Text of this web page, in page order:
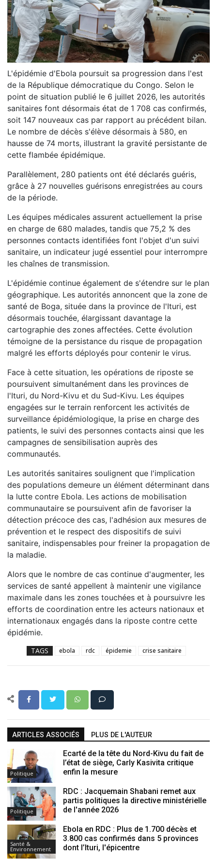
L'épidémie d'Ebola poursuit sa progression dans l'est
de la République démocratique du Congo. Selon le
point de situation publié le 6 juillet 2026, les autorités
sanitaires font désormais état de 1 708 cas confirmés,
soit 147 nouveaux cas par rapport au précédent bilan.
Le nombre de décès s'élève désormais à 580, en
hausse de 74 morts, illustrant la gravité persistante de
cette flambée épidémique.
Parallèlement, 280 patients ont été déclarés guéris,
grâce à 27 nouvelles guérisons enregistrées au cours
de la période.
Les équipes médicales assurent actuellement la prise
en charge de 680 malades, tandis que 75,2 % des
personnes contacts identifiées font l'objet d'un suivi
sanitaire, un indicateur jugé essentiel pour interrompre
les chaînes de transmission.
L'épidémie continue également de s'étendre sur le plan
géographique. Les autorités annoncent que la zone de
santé de Boga, située dans la province de l'Ituri, est
désormais touchée, élargissant davantage la
cartographie des zones affectées. Cette évolution
témoigne de la persistance du risque de propagation
malgré les efforts déployés pour contenir le virus.
Face à cette situation, les opérations de riposte se
poursuivent simultanément dans les provinces de
l'Ituri, du Nord-Kivu et du Sud-Kivu. Les équipes
engagées sur le terrain renforcent les activités de
surveillance épidémiologique, la prise en charge des
patients, le suivi des personnes contacts ainsi que les
campagnes de sensibilisation auprès des
communautés.
Les autorités sanitaires soulignent que l'implication
des populations demeure un élément déterminant dans
la lutte contre Ebola. Les actions de mobilisation
communautaire se poursuivent afin de favoriser la
détection précoce des cas, l'adhésion aux mesures de
prévention et le respect des dispositifs de suivi
sanitaire, indispensables pour freiner la propagation de
la maladie.
Alors que le nombre de cas continue d'augmenter, les
services de santé appellent à maintenir une vigilance
maximale dans les zones touchées et à poursuivre les
efforts de coordination entre les acteurs nationaux et
internationaux engagés dans la riposte contre cette
épidémie.
TAGS ebola rdc épidemie crise sanitaire
ARTICLES ASSOCIÉS PLUS DE L'AUTEUR
Politique
Ecarté de la tête du Nord-Kivu du fait de
l’état de siège, Carly Kasivita critique
enfin la mesure
Politique
RDC : Jacquemain Shabani remet aux
partis politiques la directive ministérielle
de l'année 2026
Santé &
Environnement
Ebola en RDC : Plus de 1.700 décès et
3.800 cas confirmés dans 5 provinces
dont l’Ituri, l'épicentre